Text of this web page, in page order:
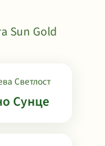
Sun Gold
Светлост
Сунце